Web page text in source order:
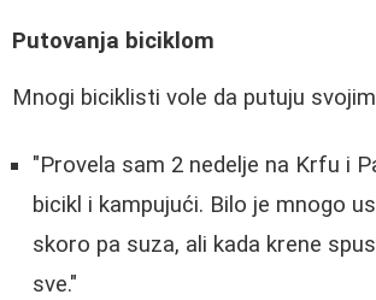
Putovanja biciklom
Mnogi biciklisti vole da putuju
"Provela sam 2 nedelje na Krfu i
bicikl i kampujući. Bilo je mnogo
skoro pa suza, ali kada krene
sve."